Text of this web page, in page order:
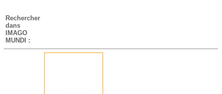
-
Rechercher
dans
IMAGO
MUNDI :